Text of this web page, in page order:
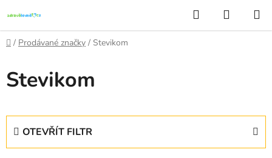
na
obsah
Hledat
KOŠÍK
Domů
/ Prodávané značky / Stevikom
Stevikom
OTEVŘÍT FILTR